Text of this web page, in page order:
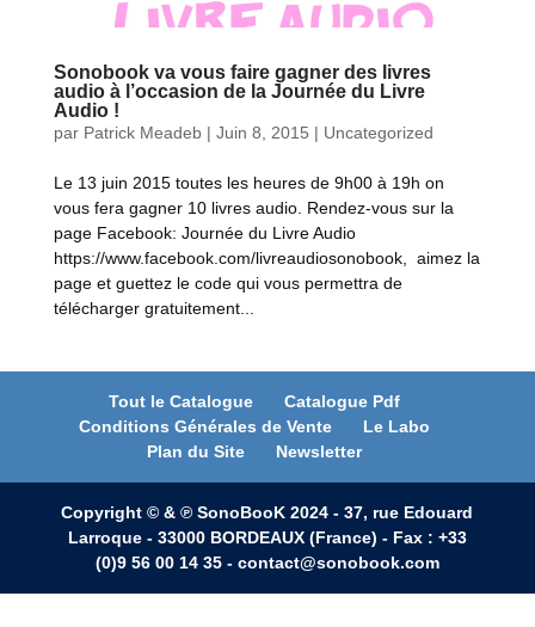
Sonobook va vous faire gagner des livres
audio à l’occasion de la Journée du Livre
Audio !
par Patrick Meadeb| Juin 8, 2015 | Uncategorized
Le 13 juin 2015 toutes les heures de 9h00 à 19h on
vous fera gagner 10 livres audio. Rendez-vous sur la
page Facebook: Journée du Livre Audio
https://www.facebook.com/livreaudiosonobook, aimez la
page et guettez le code qui vous permettra de
télécharger gratuitement...
Tout le Catalogue
Catalogue Pdf
Conditions Générales de Vente
Le Labo
Plan du Site
Newsletter
Copyright © & ℗ SonoBooK 2024 - 37, rue Edouard
Larroque - 33000 BORDEAUX (France) - Fax : +33
(0)9 56 00 14 35 - contact@sonobook.com